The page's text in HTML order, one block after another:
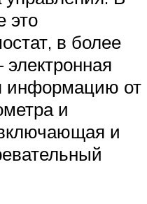
это
в более
информацию от
и
и